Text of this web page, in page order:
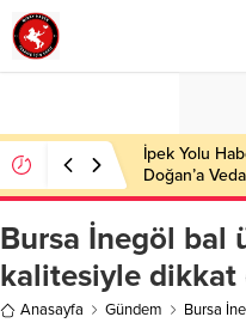
İpek Yolu
Doğan’a Veda
Bursa İnegöl bal
kalitesiyle dikkat
Anasayfa Gündem Bursa